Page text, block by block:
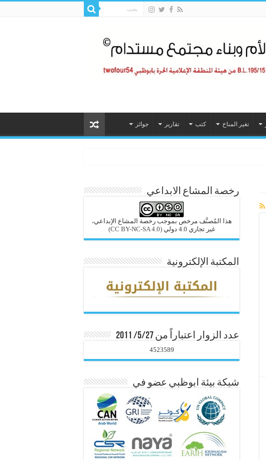
تغير المناخ كتب تقارير جوائز
رخصة المشاع الابداعي
هذا المُصنَّف مرخص بموجب رخصة المشاع الإبداعي،
غير تجاري 4.0 دولي
(CC BY-NC-SA 4.0)
المكتبة الإلكترونية
عدد الزوار اعتباراً من 5/27/ 2011
4523589
شبكة بيئة ابوظبي عضو في